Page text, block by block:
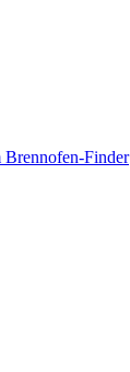
Brennofen-Finder